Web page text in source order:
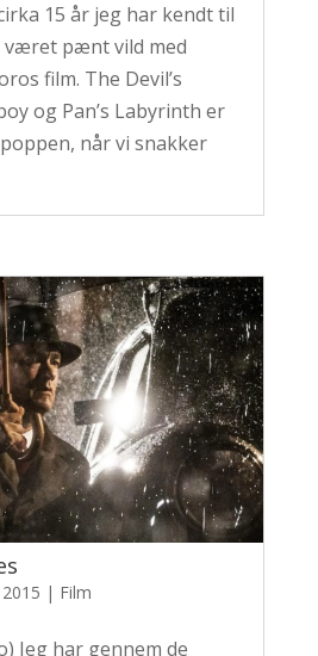
15 år jeg har kendt til
været pænt vild med
film. The Devil’s
og Pan’s Labyrinth er
når vi snakker
| Film
Jeg har gennem de